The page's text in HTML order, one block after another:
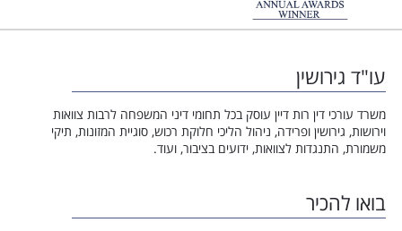
עו"ד גירושין
משרד עורכי דין רות דיין עוסק בכל תחומי דיני המשפחה לרבות צוואות
וירושות, גירושין ופרידה, ניהול הליכי חלוקת רכוש, סוגיית המזונות, תיקי
משמורת, התנגדות לצוואות, ידועים בציבור, ועוד.
בואו להכיר